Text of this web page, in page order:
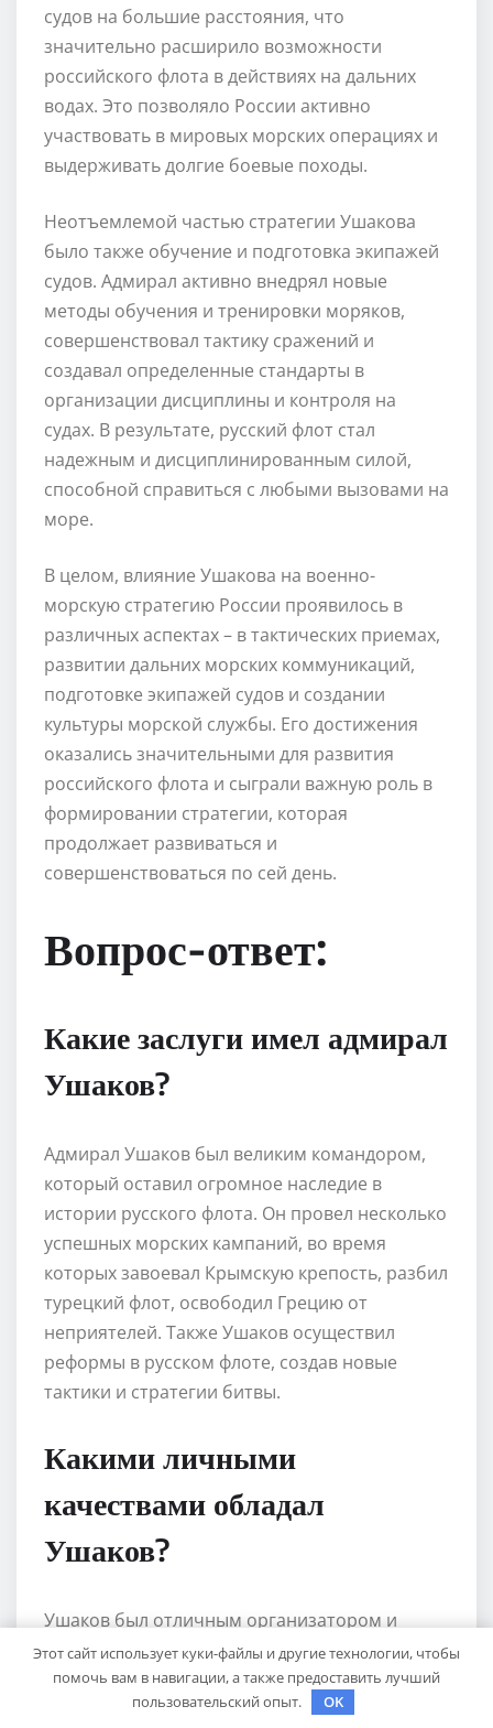
судов на большие расстояния, что
значительно расширило возможности
российского флота в действиях на дальних
водах. Это позволяло России активно
участвовать в мировых морских операциях и
выдерживать долгие боевые походы.
Неотъемлемой частью стратегии Ушакова
было также обучение и подготовка экипажей
судов. Адмирал активно внедрял новые
методы обучения и тренировки моряков,
совершенствовал тактику сражений и
создавал определенные стандарты в
организации дисциплины и контроля на
судах. В результате, русский флот стал
надежным и дисциплинированным силой,
способной справиться с любыми вызовами на
море.
В целом, влияние Ушакова на военно-
морскую стратегию России проявилось в
различных аспектах – в тактических приемах,
развитии дальних морских коммуникаций,
подготовке экипажей судов и создании
культуры морской службы. Его достижения
оказались значительными для развития
российского флота и сыграли важную роль в
формировании стратегии, которая
продолжает развиваться и
совершенствоваться по сей день.
Вопрос-ответ:
Какие заслуги имел адмирал
Ушаков?
Адмирал Ушаков был великим командором,
который оставил огромное наследие в
истории русского флота. Он провел несколько
успешных морских кампаний, во время
которых завоевал Крымскую крепость, разбил
турецкий флот, освободил Грецию от
неприятелей. Также Ушаков осуществил
реформы в русском флоте, создав новые
тактики и стратегии битвы.
Какими личными
качествами обладал
Ушаков?
Ушаков был отличным организатором и
стратегом. Он обладал харизмой и
авторитетом, который заставлял
подчиненных следовать его указаниям без
Этот сайт использует куки-файлы и другие технологии, чтобы
помочь вам в навигации, а также предоставить лучший
пользовательский опыт.
OK